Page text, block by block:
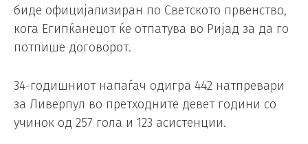
биде официјализиран по Светското првенство,
кога Египќанецот ќе отпатува во Ријад за да го
потпише договорот.
34-годишниот напаѓач одигра 442 натпревари
за Ливерпул во претходните девет години со
учинок од 257 гола и 123 асистенции.